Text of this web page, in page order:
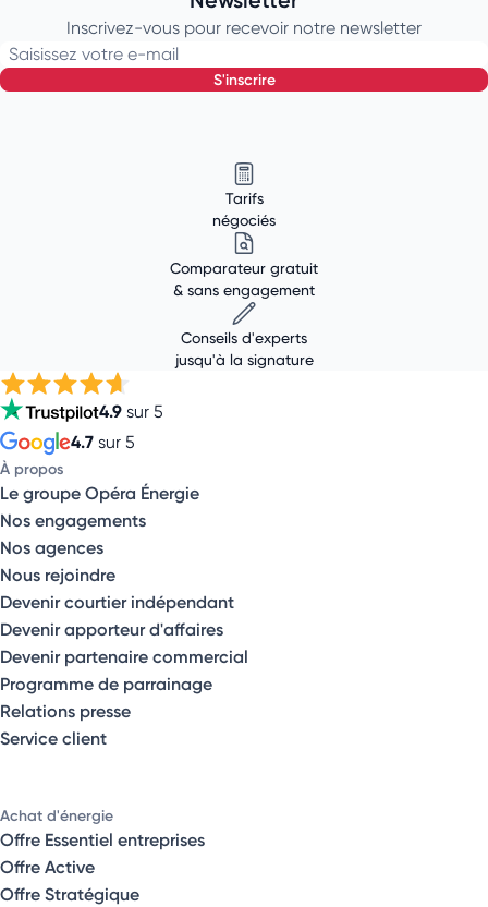
Inscrivez-vous pour recevoir notre newsletter
Saisissez votre e-mail
s'inscrire
Tarifs
négociés
Comparateur gratuit
& sans engagement
Conseils d'experts
jusqu'à la signature
4.9 sur 5
4.7 sur 5
À propos
Le groupe Opéra Énergie
Nos engagements
Nos agences
Nous rejoindre
Devenir courtier indépendant
Devenir apporteur d'affaires
Devenir partenaire commercial
Programme de parrainage
Relations presse
Service client
Achat d'énergie
Offre Essentiel entreprises
Offre Active
Offre Stratégique